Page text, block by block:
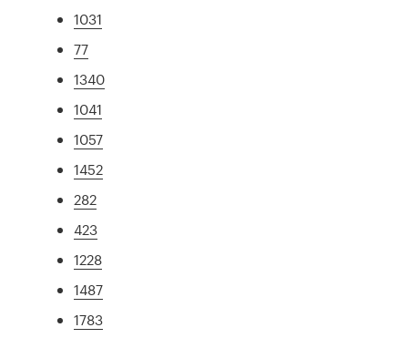
1031
77
1340
1041
1057
1452
282
423
1228
1487
1783